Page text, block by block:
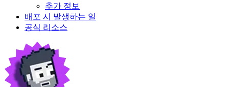
추가 정보
배포 시 발생하는 일
공식 리소스